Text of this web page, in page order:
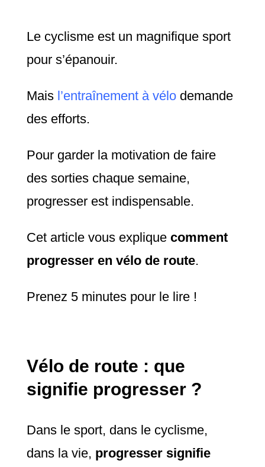
Le cyclisme est un magnifique sport
pour s’épanouir.
Mais l’entraînement à vélo demande
des efforts.
Pour garder la motivation de faire
des sorties chaque semaine,
progresser est indispensable.
Cet article vous explique comment
progresser en vélo de route.
Prenez 5 minutes pour le lire !
Vélo de route : que
signifie progresser ?
Dans le sport, dans le cyclisme,
dans la vie, progresser signifie